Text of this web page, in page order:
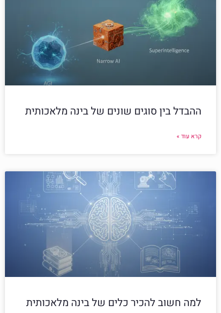
ההבדל בין סוגים שונים של בינה מלאכותית
קרא עוד »
למה חשוב להכיר כלים של בינה מלאכותית